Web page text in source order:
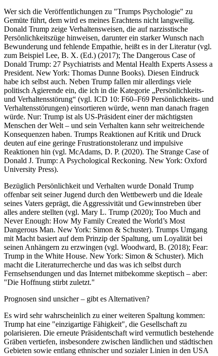
Wer sich die Veröffentlichungen zu "Trumps Psychologie" zu
Gemüte führt, dem wird es meines Erachtens nicht langweilig.
Donald Trump zeige Verhaltensweisen, die auf narzisstische
Persönlichkeitszüge hinweisen, darunter ein starker Wunsch nach
Bewunderung und fehlende Empathie, heißt es in der Literatur (vgl.
zum Beispiel Lee, B. X. (Ed.) (2017); The Dangerous Case of
Donald Trump: 27 Psychiatrists and Mental Health Experts Assess a
President. New York: Thomas Dunne Books). Diesen Eindruck
habe ich selbst auch. Neben Trump fallen mir allerdings viele
politisch Agierende ein, die ich in die Kategorie „Persönlichkeits-
und Verhaltensstörung“ (vgl. ICD 10: F60–F69 Persönlichkeits- und
Verhaltensstörungen) einsortieren würde, wenn man danach fragen
würde. Nur: Trump ist als US-Präsident einer der mächtigsten
Menschen der Welt – und sein Verhalten kann sehr weitreichende
Konsequenzen haben. Trumps Reaktionen auf Kritik und Druck
deuten auf eine geringe Frustrationstoleranz und impulsive
Reaktionen hin (vgl. McAdams, D. P. (2020). The Strange Case of
Donald J. Trump: A Psychological Reckoning. New York: Oxford
University Press).
Bezüglich Persönlichkeit und Verhalten wurde Donald Trump
offenbar seit seiner Jugend durch den Wettbewerb und die Ideale
seines Vaters geprägt, die Aggressivität und Gewinnstreben über
alles andere stellten (vgl. Mary L. Trump (2020); Too Much and
Never Enough: How My Family Created the World’s Most
Dangerous Man. New York: Simon & Schuster). Trumps Umgang
mit Macht basiert auf dem Prinzip der Spaltung, um Loyalität bei
seinen Anhängern zu erzwingen (vgl. Woodward, B. (2018); Fear:
Trump in the White House. New York: Simon & Schuster). Mich
macht die Literaturrecherche und das was ich selbst durch
Fernsehsendungen und das Internet mitbekomme skeptisch – aber:
"Die Hoffnung stirbt zuletzt."
Prognosen sind unsicher – gibt es Alternativen?
Es wird sehr wahrscheinlich zu einer weiteren Spaltung kommen:
Trump hat eine "einzigartige Fähigkeit", die Gesellschaft zu
polarisieren. Die erneute Präsidentschaft wird vermutlich bestehende
Gräben vertiefen, insbesondere zwischen ländlichen und städtischen
Gebieten sowie entlang ethnischer und sozialer Linien in den USA